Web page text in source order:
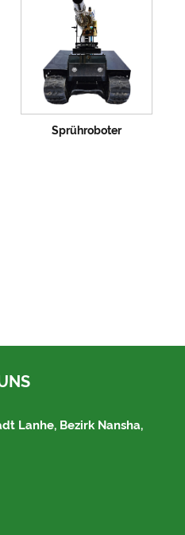
Sprühroboter
Lanhe, Bezirk Nansha,